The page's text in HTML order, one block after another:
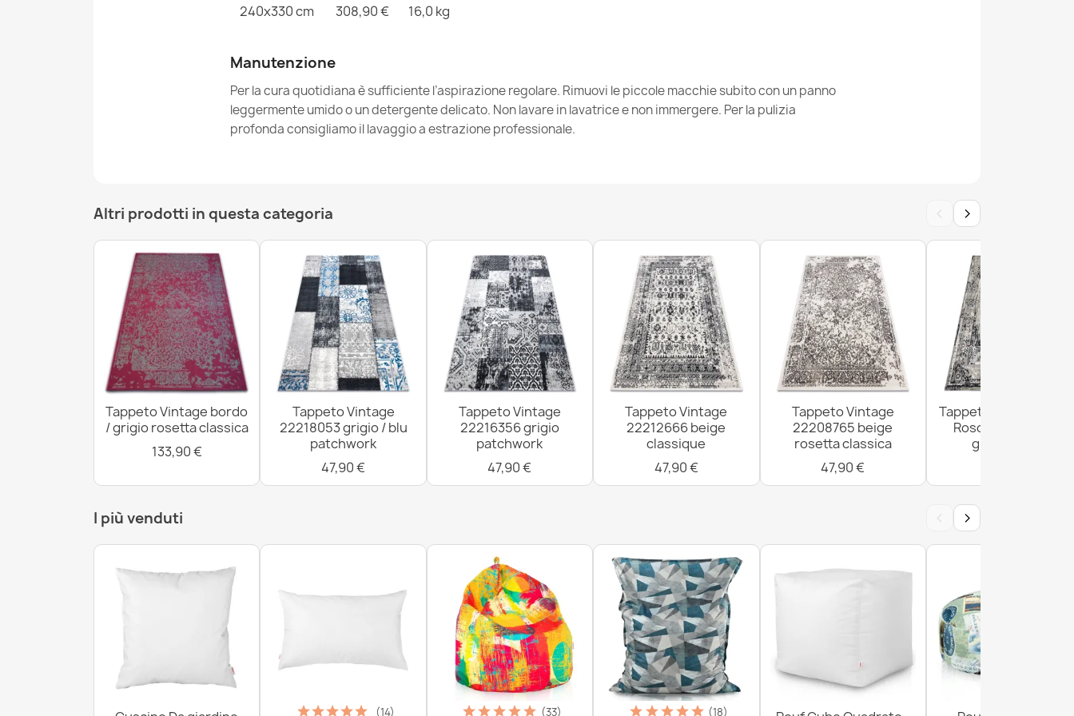
Tappeto DE LUXE moderno Ornamento vintage - Structural
oro / grigio
76,90 €
240x330 cm 308,90 € 16,0 kg
Manutenzione
Per la cura quotidiana è sufficiente l’aspirazione regolare. Rimuovi le piccole macchie subito con un panno
leggermente umido o un detergente delicato. Non lavare in lavatrice e non immergere. Per la pulizia
profonda consigliamo il lavaggio a estrazione professionale.
Altri prodotti in questa categoria ‹ ›
Tappeto Vintage bordo
/ grigio rosetta classica
133,90 €
Tappeto Vintage
22218053 grigio / blu
patchwork
47,90 €
Tappeto Vintage
22216356 grigio
patchwork
47,90 €
Tappeto Vintage
22212666 beige
classique
47,90 €
Tappeto Vintage
22208765 beige
rosetta classica
47,90 €
Tappeto Vintage
Rosone 22235556
grigio / nero
I più venduti ‹ ›
(14) (33) (18)